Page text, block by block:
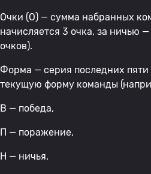
Очки (О) — сумма набранных
начисляется 3 очка, за ничью
очков).
Форма — серия последних
текущую форму команды
В — победа,
П — поражение,
Н — ничья.